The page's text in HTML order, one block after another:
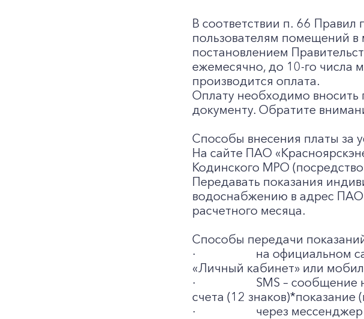
В соответствии п. 66 Правил
пользователям помещений
постановлением
ежемесячно, до 10-го числа
производится оплата.
Оплату необходимо
документу. Обратите
Способы внесения платы за
На сайте ПАО
Кодинского МРО
Передавать показания
водоснабжению в адрес ПАО
расчетного месяца.
Способы передачи
·
на официальном
«Личный кабинет» или
·
SMS – сообщение
счета (12
·
через мессенджер